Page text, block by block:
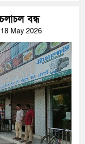
বন্ধ
May 2026